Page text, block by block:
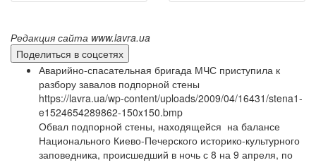
Редакция сайта www.lavra.ua
Поделиться в соцсетях
Аварийно-спасательная бригада МЧС приступила к
разбору завалов подпорной стены
https://lavra.ua/wp-content/uploads/2009/04/16431/stena1-
e1524654289862-150x150.bmp
Обвал подпорной стены, находящейся на балансе
Национального Киево-Печерского историко-культурного
заповедника, происшедший в ночь с 8 на 9 апреля, по